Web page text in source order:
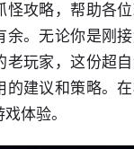
怪攻略，帮助各
余。无论你是刚
老玩家，这份超
的建议和策略。
体验。